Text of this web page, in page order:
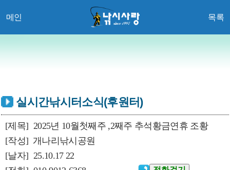
메인 목록
실시간낚시터소식(후원터)
[제목] 2025년 10월첫째주 ,2째주 추석황금연휴 조황
[작성] 개나리낚시공원
[날자] 25.10.17 22